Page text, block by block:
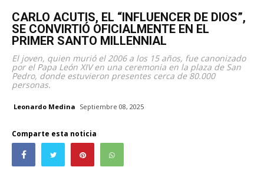
CARLO ACUTIS, EL “INFLUENCER DE DIOS”,
SE CONVIRTIÓ OFICIALMENTE EN EL
PRIMER SANTO MILLENNIAL
El joven, quien murió el 2006 a los 15 años, fue canonizado
por el Papa León XIV en una ceremonia en la plaza de San
Pedro, donde estuvieron presentes cerca de 80.000
personas.
Leonardo Medina Septiembre 08, 2025
Comparte esta noticia